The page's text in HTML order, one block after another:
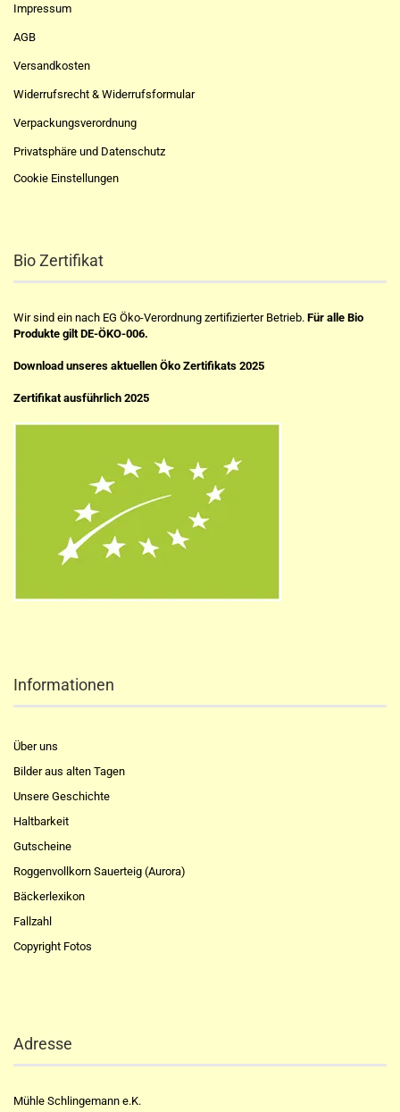
Impressum
AGB
Versandkosten
Widerrufsrecht & Widerrufsformular
Verpackungsverordnung
Privatsphäre und Datenschutz
Cookie Einstellungen
Bio Zertifikat
Wir sind ein nach EG Öko-Verordnung zertifizierter Betrieb. Für alle Bio
Produkte gilt DE-ÖKO-006.
Download unseres aktuellen Öko Zertifikats 2025
Zertifikat ausführlich 2025
Informationen
Über uns
Bilder aus alten Tagen
Unsere Geschichte
Haltbarkeit
Gutscheine
Roggenvollkorn Sauerteig (Aurora)
Bäckerlexikon
Fallzahl
Copyright Fotos
Adresse
Mühle Schlingemann e.K.